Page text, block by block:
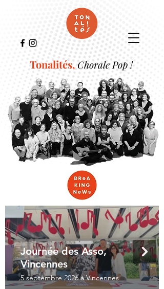
Tonalités, Chorale Pop !
Journée des Asso,
Vincennes
5 septembre 2026 à Vincennes